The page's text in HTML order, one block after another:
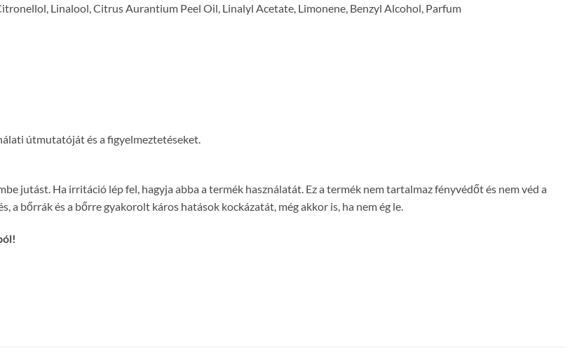
Linalool, Citrus Aurantium Peel Oil, Linalyl Acetate, Limonene, Benzyl Alcohol, Parfum
útmutatóját és a figyelmeztetéseket.
jutást. Ha irritáció lép fel, hagyja abba a termék használatát. Ez a termék nem tartalmaz fényvédőt és nem véd a
a bőrrák és a bőrre gyakorolt káros hatások kockázatát, még akkor is, ha nem ég le.